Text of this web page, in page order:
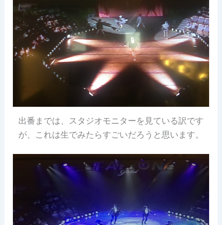
出番までは、スタジオモニターを見ている訳です
が、これは生でみたらすごいだろうと思います。